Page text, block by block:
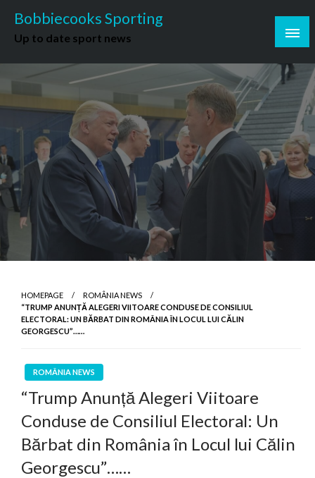
content
Bobbiecooks Sporting
Up to date sport news
HOMEPAGE
ROMÂNIA NEWS
“TRUMP ANUNȚĂ ALEGERI VIITOARE CONDUSE DE CONSILIUL
ELECTORAL: UN BĂRBAT DIN ROMÂNIA ÎN LOCUL LUI CĂLIN
GEORGESCU”……
ROMÂNIA NEWS
“Trump Anunță Alegeri Viitoare
Conduse de Consiliul Electoral: Un
Bărbat din România în Locul lui Călin
Georgescu”……